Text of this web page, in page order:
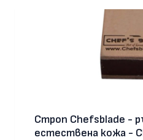
Строп Chefsblade -
естествена кожа -